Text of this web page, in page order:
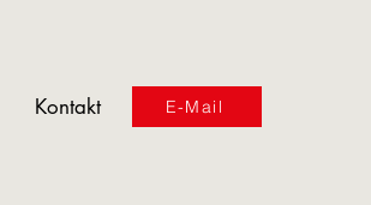
Kontakt E-Mail